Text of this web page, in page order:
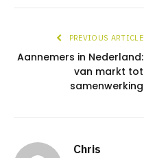
PREVIOUS ARTICLE
Aannemers in Nederland:
van markt tot
samenwerking
Chris